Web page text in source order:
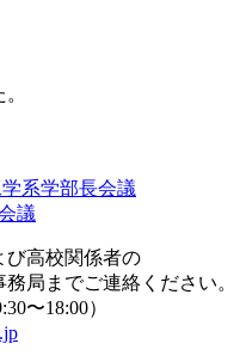
び高校関係者の
局までご連絡ください。
〜18:00）